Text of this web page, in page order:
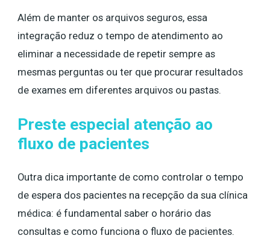
Além de manter os arquivos seguros, essa
integração reduz o tempo de atendimento ao
eliminar a necessidade de repetir sempre as
mesmas perguntas ou ter que procurar resultados
de exames em diferentes arquivos ou pastas.
Preste especial atenção ao
fluxo de pacientes
Outra dica importante de como controlar o tempo
de espera dos pacientes na recepção da sua clínica
médica: é fundamental saber o horário das
consultas e como funciona o fluxo de pacientes.